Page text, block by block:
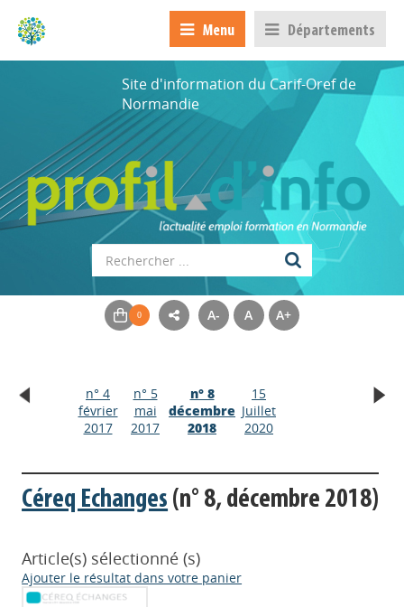
Menu Départements
Site d'information du Carif-Oref de
Normandie
A- A A+
n° 4
février
2017
n° 5
mai
2017
n° 8
décembre
2018
15
Juillet
2020
Céreq Echanges (n° 8, décembre 2018)
Article(s) sélectionné (s)
Ajouter le résultat dans votre panier